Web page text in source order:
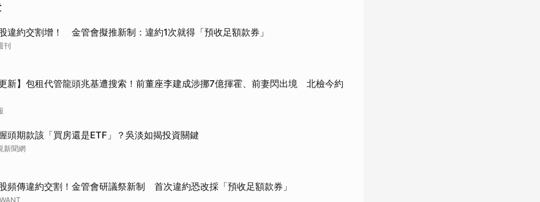
違約交割增！ 金管會擬推新制：違約1次就得「預收足額款券」
刊
更新】包租代管龍頭兆基遭搜索！前董座李建成涉挪7億揮霍、前妻閃出境 北檢今約
頭期款該「買房還是ETF」？吳淡如揭投資關鍵
新聞網
頻傳違約交割！金管會研議祭新制 首次違約恐改採「預收足額款券」